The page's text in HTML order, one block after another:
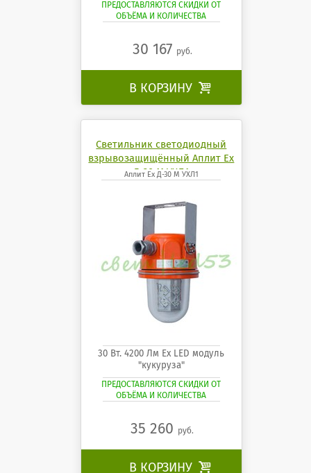
ПРЕДОСТАВЛЯЮТСЯ СКИДКИ ОТ
ОБЪЁМА И КОЛИЧЕСТВА
30 167 руб.
В КОРЗИНУ 
Светильник светодиодный
взрывозащищённый Аплит Ех
Д-30 М УХЛ1
Аплит Ех Д-30 М УХЛ1
30 Вт. 4200 Лм Ех LED модуль
"кукуруза"
ПРЕДОСТАВЛЯЮТСЯ СКИДКИ ОТ
ОБЪЁМА И КОЛИЧЕСТВА
35 260 руб.
В КОРЗИНУ 